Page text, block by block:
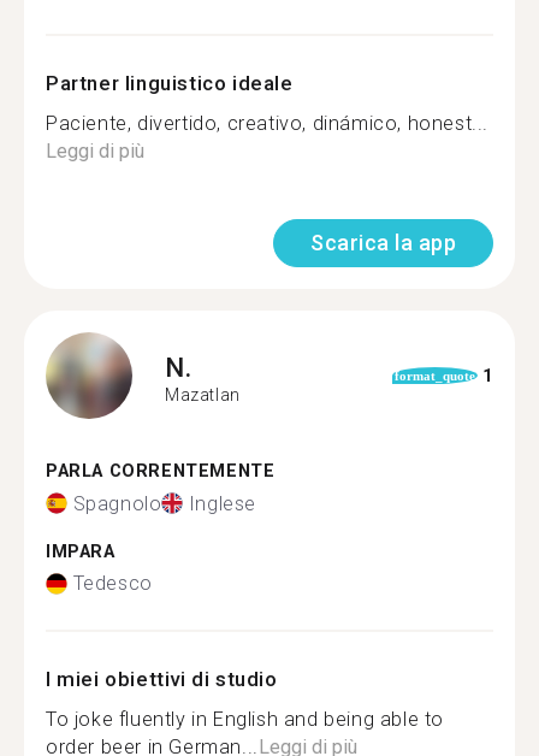
Partner linguistico ideale
Paciente, divertido, creativo, dinámico, honest...
Leggi di più
Scarica la app
N.
Mazatlan
format_quote 1
PARLA CORRENTEMENTE
Spagnolo Inglese
IMPARA
Tedesco
I miei obiettivi di studio
To joke fluently in English and being able to
order beer in German...Leggi di più